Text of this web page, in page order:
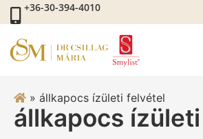
+36-30-394-4010
» állkapocs ízületi felvétel
állkapocs